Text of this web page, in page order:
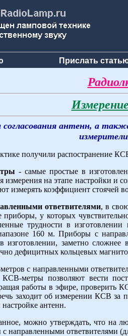
Прислать
антенн, а
получили распостранение
- самые простые в
измерения на этапе настройки и
измерять коэффициент стоячей
ответвителями, в
у которых
трудности в
160 м. Приборы с
изготовлении, заметно
дефицитных кольцевых
с направленными
метры позволяют вести
работы в эфире, проверить
заходит об измерении КСВ
антенн.
можно утверждать, что на
с направленными ответвителями